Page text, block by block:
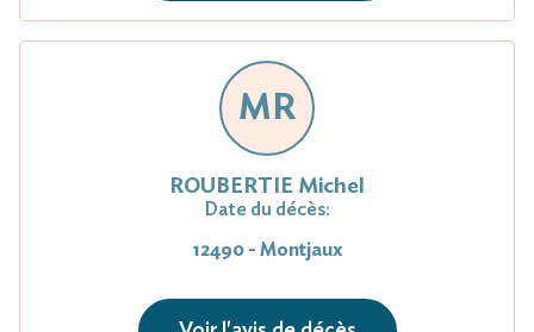
MR
ROUBERTIE Michel
Date du décès:
12490 - Montjaux